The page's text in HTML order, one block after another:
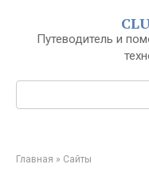
контентуПутеводитель и
Главная » Сайты